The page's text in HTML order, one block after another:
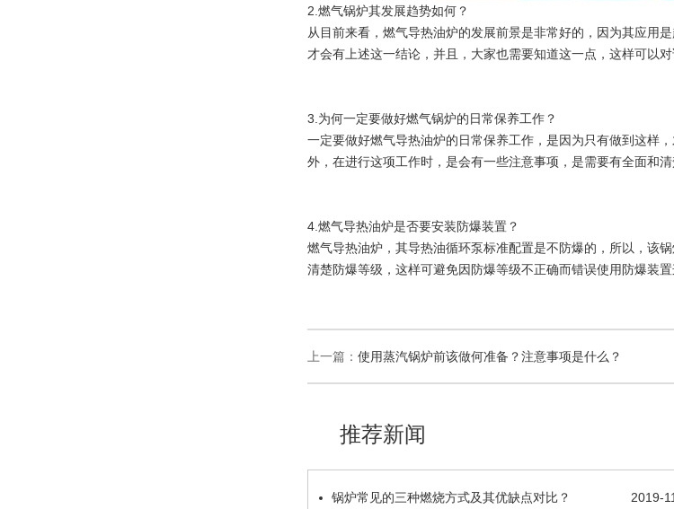
2.燃气锅炉其发展趋势如何？
从目前来看，燃气导热油炉的发展前景是非常好的，因为其应用
才会有上述这一结论，并且，大家也需要知道这一点，这样可以对
3.为何一定要做好燃气锅炉的日常保养工作？
一定要做好燃气导热油炉的日常保养工作，是因为只有做到这样
外，在进行这项工作时，是会有一些注意事项，是需要有全面和
4.燃气导热油炉是否要安装防爆装置？
燃气导热油炉，其导热油循环泵标准配置是不防爆的，所以，该
清楚防爆等级，这样可避免因防爆等级不正确而错误使用防爆装
上一篇： 使用蒸汽锅炉前该做何准备？注意事项是什么？
推荐新闻
2019-
锅炉常见的三种燃烧方式及其优缺点对比？